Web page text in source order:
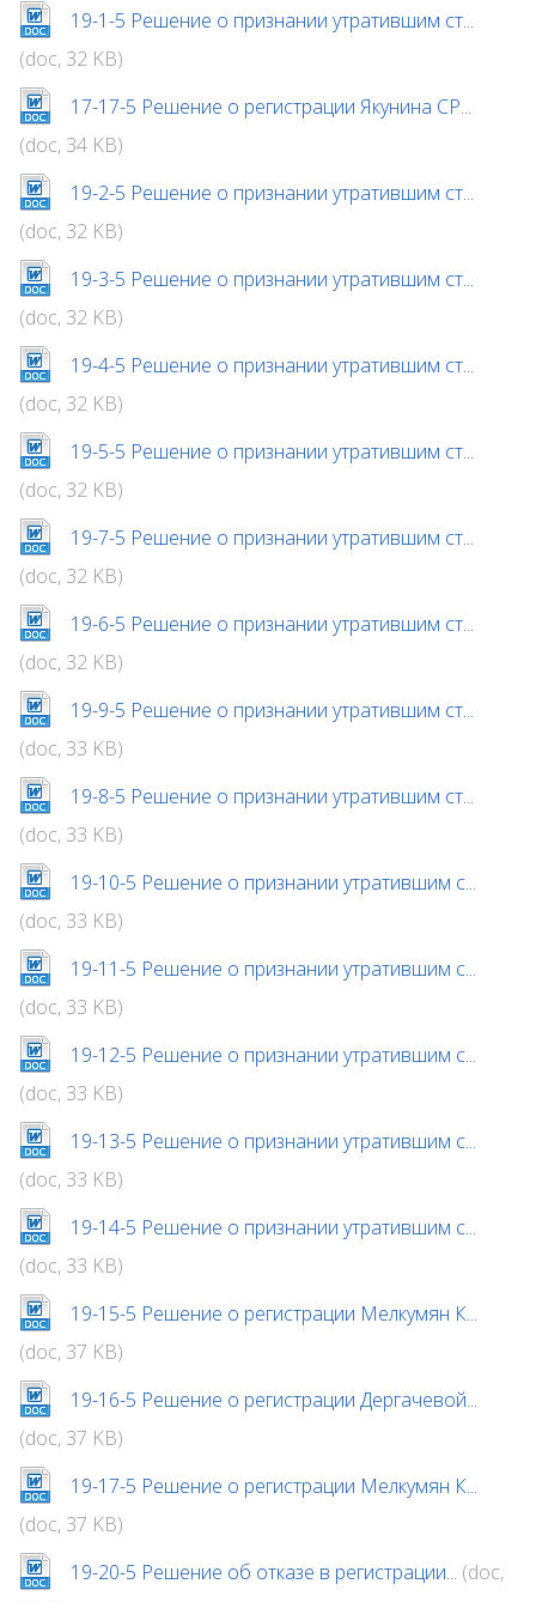
19-1-5 Решение о признании утратившим ст...
(doc, 32 KB)
17-17-5 Решение о регистрации Якунина СР...
(doc, 34 KB)
19-2-5 Решение о признании утратившим ст...
(doc, 32 KB)
19-3-5 Решение о признании утратившим ст...
(doc, 32 KB)
19-4-5 Решение о признании утратившим ст...
(doc, 32 KB)
19-5-5 Решение о признании утратившим ст...
(doc, 32 KB)
19-7-5 Решение о признании утратившим ст...
(doc, 32 KB)
19-6-5 Решение о признании утратившим ст...
(doc, 32 KB)
19-9-5 Решение о признании утратившим ст...
(doc, 33 KB)
19-8-5 Решение о признании утратившим ст...
(doc, 33 KB)
19-10-5 Решение о признании утратившим с...
(doc, 33 KB)
19-11-5 Решение о признании утратившим с...
(doc, 33 KB)
19-12-5 Решение о признании утратившим с...
(doc, 33 KB)
19-13-5 Решение о признании утратившим с...
(doc, 33 KB)
19-14-5 Решение о признании утратившим с...
(doc, 33 KB)
19-15-5 Решение о регистрации Мелкумян К...
(doc, 37 KB)
19-16-5 Решение о регистрации Дергачевой...
(doc, 37 KB)
19-17-5 Решение о регистрации Мелкумян К...
(doc, 37 KB)
19-20-5 Решение об отказе в регистрации... (doc,